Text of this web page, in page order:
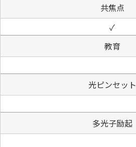
共焦点
✓
教育
光ピンセット
多光子励起